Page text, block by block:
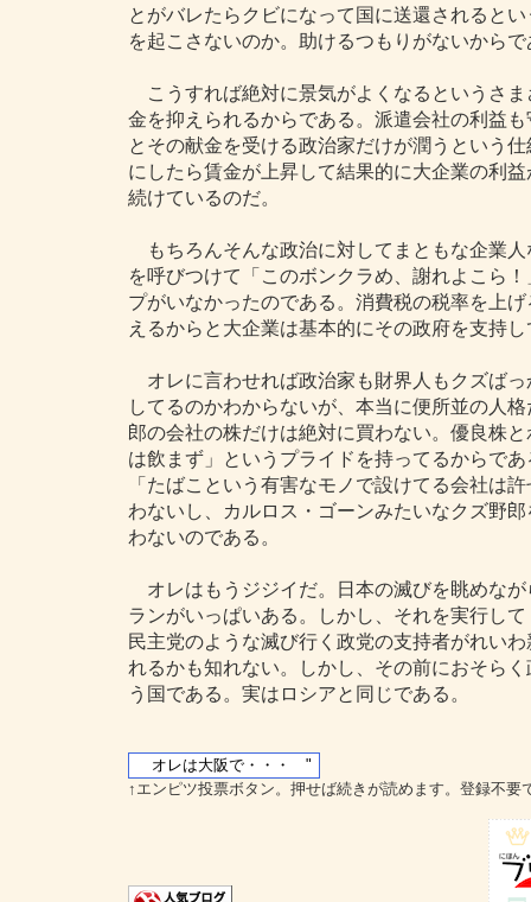
とがバレたらクビになって国に送還されると
を起こさないのか。助けるつもりがないからで
こうすれば絶対に景気がよくなるというさ
金を抑えられるからである。派遣会社の利益
とその献金を受ける政治家だけが潤うという
にしたら賃金が上昇して結果的に大企業の利
続けているのだ。
もちろんそんな政治に対してまともな企業
を呼びつけて「このボンクラめ、謝れよこら
プがいなかったのである。消費税の税率を上
えるからと大企業は基本的にその政府を支持
オレに言わせれば政治家も財界人もクズば
してるのかわからないが、本当に便所並の人
郎の会社の株だけは絶対に買わない。優良株
は飲まず」というプライドを持ってるからで
「たばこという有害なモノで設けてる会社は
わないし、カルロス・ゴーンみたいなクズ野
わないのである。
オレはもうジジイだ。日本の滅びを眺めな
ランがいっぱいある。しかし、それを実行し
民主党のような滅び行く政党の支持者がれい
れるかも知れない。しかし、その前におそら
う国である。実はロシアと同じである。
↑エンピツ投票ボタン。押せば続きが読めます。登録不要